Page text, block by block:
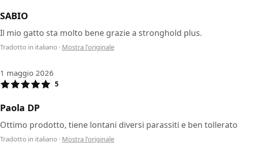
SABIO
Il mio gatto sta molto bene grazie a stronghold plus.
Tradotto in italiano · Mostra l'originale
1 maggio 2026
5
Paola DP
Ottimo prodotto, tiene lontani diversi parassiti e ben tollerato
Tradotto in italiano · Mostra l'originale